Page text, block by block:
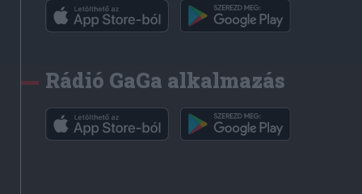
Rádió GaGa alkalmazás